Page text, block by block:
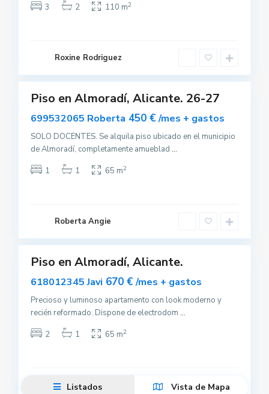
3
2 110 m2
Roxine Rodriguez
A
í
Piso en Almoradí, Alicante. 26-27
699532065 Roberta 450 €/mes + gastos
SOLO DOCENTES. Se alquila piso ubicado en el municipio
de Almoradí, completamente amueblad ...
1
1 65 m2
Roberta Angie
A
í
Piso en Almoradí, Alicante.
618012345 Javi 670 €/mes + gastos
Precioso y luminoso apartamento con look moderno y
recién reformado. Dispone de electrodom ...
2
1 65 m2
Javier Alonso
Listados Vista de Mapa